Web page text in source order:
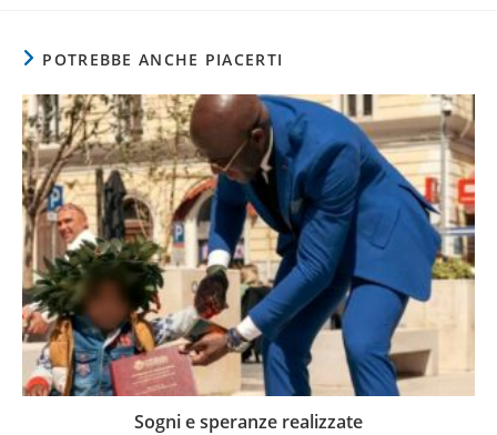
POTREBBE ANCHE PIACERTI
Sogni e speranze realizzate